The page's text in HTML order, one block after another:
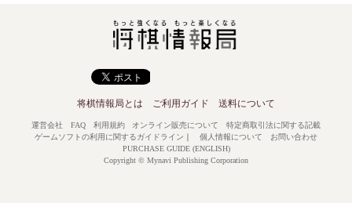
将棋情報局とは ご利用ガイド 送料について
運営会社 FAQ 利用規約 オンライン販売について
特定商取引法に関する記載
ゲームソフトの利用に関するガイドライン ｜ 個人情報について
お問い合わせ
PURCHASE GUIDE (ENGLISH)
Copyright © Mynavi Publishing Corporation